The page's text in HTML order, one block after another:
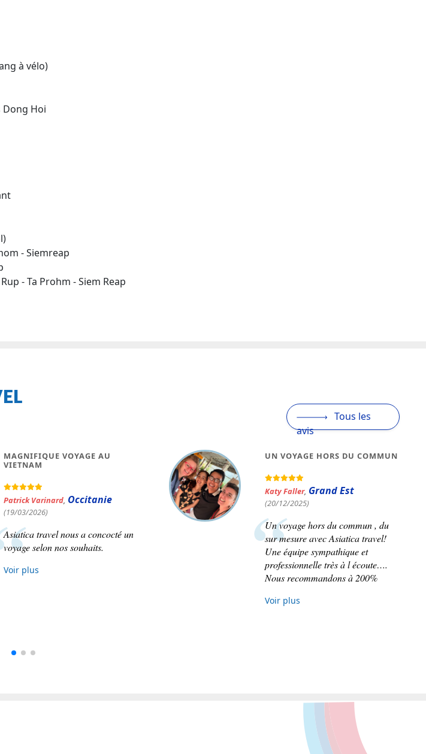
à vélo)
Dong Hoi
- Siemreap
- Ta Prohm - Siem Reap
Tous les
avis
SUPERBE VOYAGE DE 3
SEMAINES AU VIETNAM
Anne Rochon du Berdier Dorisse
Île-de-France
Superbe voyage de 3 semaines au
Vietnam organisé de main de
recommanderai sans hésitation
VOYAGE COMBINÉ LAOS ET
Eric Lenart,Hauts-de-France
Je dois dire que nos attentes furent
comblées, le bon équilibre entre
visites culturelles, immersion
nature, rencontres avec la
Voir plus